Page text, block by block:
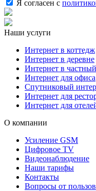
Я согласен с
Наши услуги
Интернет в коттедж
Интернет в деревне
Интернет в
Интернет для офиса
Спутниковый
Интернет для
Интернет для
О компании
Усиление GSM
Цифровое TV
Видеонаблюдение
Наши тарифы
Контакты
Вопросы от